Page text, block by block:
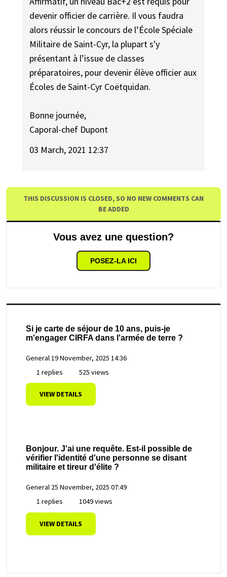
devenir officier de carrière. Il vous faudra
alors réussir le concours de l’École Spéciale
Militaire de Saint-Cyr, la plupart s'y
présentant à l’issue de classes
préparatoires, pour devenir élève officier aux
Écoles de Saint-Cyr Coëtquidan.
Bonne journée,
Caporal-chef Dupont
03 March, 2021 12:37
THIS DISCUSSION IS CLOSED, SO NO NEW COMMENTS CAN
BE ADDED
Vous avez une question?
POSEZ-LA ICI
Si je carte de séjour de 10 ans, puis-je
m'engager CIRFA dans l'armée de terre ?
General19 November, 2025 14:36
1 replies
525 views
VIEW DETAILS
Bonjour. J'ai une requête. Est-il possible de
vérifier l'identité d'une personne se disant
militaire et tireur d'élite ?
General 25 November, 2025 07:49
1 replies
1049 views
VIEW DETAILS